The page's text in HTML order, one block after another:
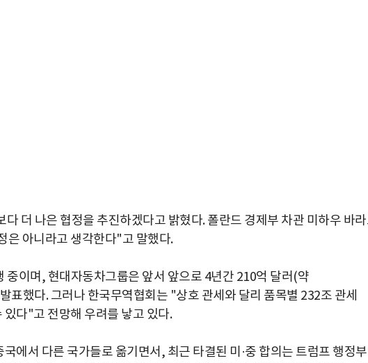
더 나은 협정을 추진하겠다고 밝혔다. 폴란드 경제부 차관 미하우 바
은 아니라고 생각한다"고 말했다.
중이며 , 현대자동차그룹은 앞서 앞으로 4년간 210억 달러 (약
표했다.그러나 한국무역협회는 "상호 관세와 달리 품목별 232조 관세
있다"고 전망해 우려를 낳고 있다.
에서 다른 국가들로 옮기면서, 최근 타결된 미·중 합의는 트럼프 행정